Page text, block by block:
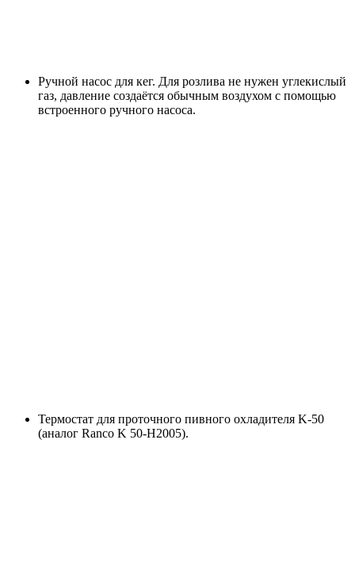
Ручной насос для кег. Для розлива не нужен углекислый
газ, давление создаётся обычным воздухом с помощью
встроенного ручного насоса.
Термостат для проточного пивного охладителя K-50
(аналог Ranco K 50-H2005).